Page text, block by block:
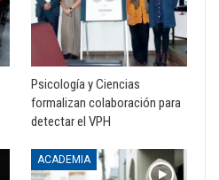
Psicología y Ciencias
formalizan colaboración para
detectar el VPH
ACADEMIA